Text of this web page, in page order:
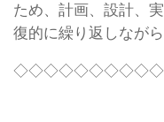
ため、計画、設計、
復的に繰り返しなが